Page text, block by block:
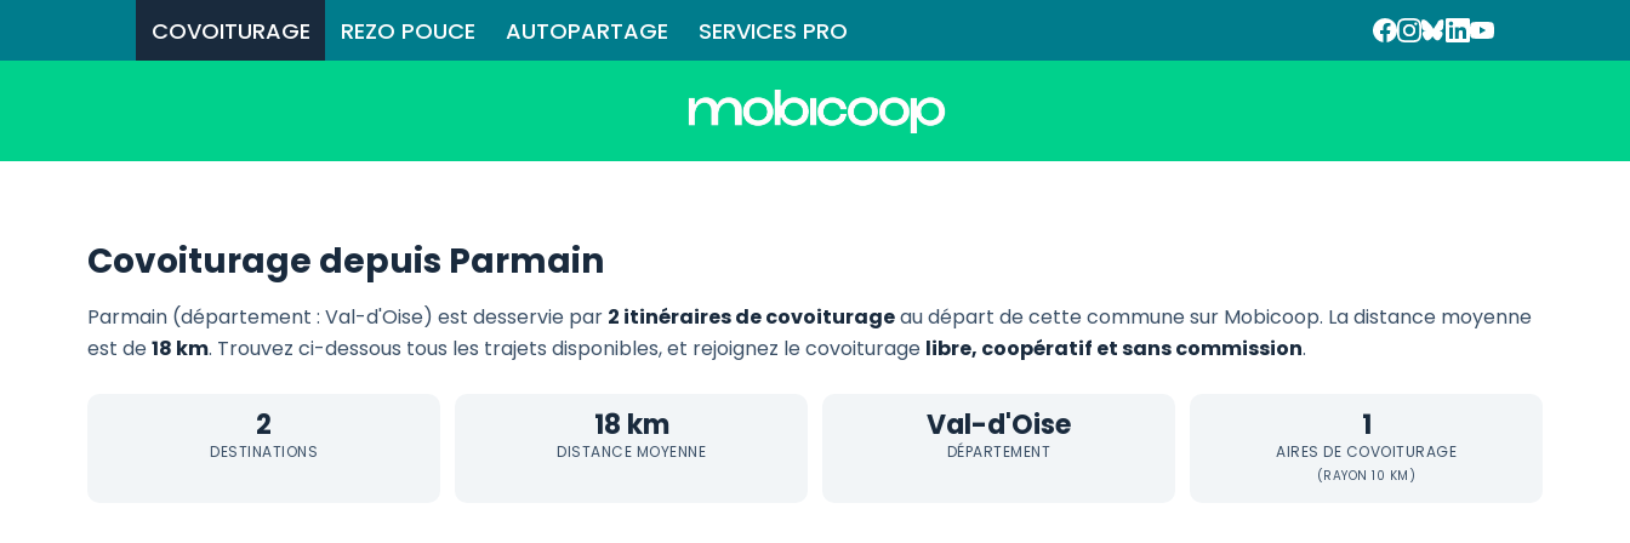
COVOITURAGE REZO POUCE AUTOPARTAGE SERVICES PRO
Covoiturage depuis Parmain
Parmain (département : Val-d'Oise) est desservie par 2 itinéraires de covoiturageau départ de cette commune sur Mobicoop. La distance moyenne
est de18 km. Trouvez ci-dessous tous les trajets disponibles, et rejoignez le covoiturage libre, coopératif et sans commission.
2
DESTINATIONS
18 km
DISTANCE MOYENNE
Val-d'Oise
DÉPARTEMENT
1
AIRES DE COVOITURAGE
(RAYON 10 KM)